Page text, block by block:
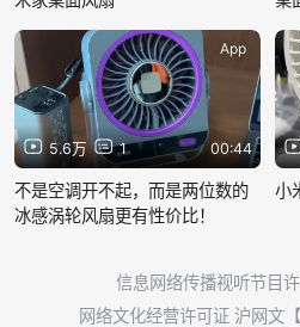
5.6万 1 00:44
App
不是空调开不起，而是两位数的
冰感涡轮风扇更有性价比！
小
信息网络传播视听节目
网络文化经营许可证 沪网